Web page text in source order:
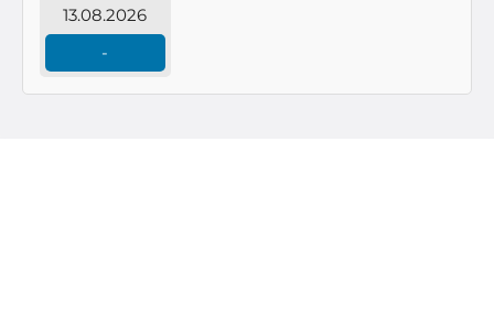
13.08.2026
-